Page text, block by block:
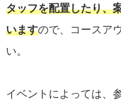
タッフを配置したり、
いますので、コースア
い。
イベントによっては、